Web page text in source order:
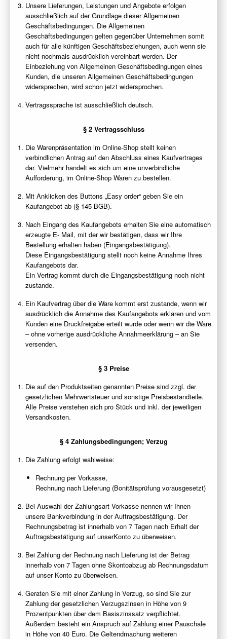
Unsere Lieferungen, Leistungen und Angebote erfolgen
ausschließlich auf der Grundlage dieser Allgemeinen
Geschäftsbedingungen. Die Allgemeinen
Geschäftsbedingungen gelten gegenüber Unternehmen somit
auch für alle künftigen Geschäftsbeziehungen, auch wenn sie
nicht nochmals ausdrücklich vereinbart werden. Der
Einbeziehung von Allgemeinen Geschäftsbedingungen eines
Kunden, die unseren Allgemeinen Geschäftsbedingungen
widersprechen, wird schon jetzt widersprochen.
Vertragssprache ist ausschließlich deutsch.
§ 2 Vertragsschluss
Die Warenpräsentation im Online-Shop stellt keinen
verbindlichen Antrag auf den Abschluss eines Kaufvertrages
dar. Vielmehr handelt es sich um eine unverbindliche
Aufforderung, im Online-Shop Waren zu bestellen.
Mit Anklicken des Buttons „Easy order“ geben Sie ein
Kaufangebot ab (§ 145 BGB).
Nach Eingang des Kaufangebots erhalten Sie eine automatisch
erzeugte E- Mail, mit der wir bestätigen, dass wir Ihre
Bestellung erhalten haben (Eingangsbestätigung).
Diese Eingangsbestätigung stellt noch keine Annahme Ihres
Kaufangebots dar.
Ein Vertrag kommt durch die Eingangsbestätigung noch nicht
zustande.
Ein Kaufvertrag über die Ware kommt erst zustande, wenn wir
ausdrücklich die Annahme des Kaufangebots erklären und vom
Kunden eine Druckfreigabe erteilt wurde oder wenn wir die Ware
– ohne vorherige ausdrückliche Annahmeerklärung – an Sie
versenden.
§ 3 Preise
Die auf den Produktseiten genannten Preise sind zzgl. der
gesetzlichen Mehrwertsteuer und sonstige Preisbestandteile.
Alle Preise verstehen sich pro Stück und inkl. der jeweiligen
Versandkosten.
§ 4 Zahlungsbedingungen; Verzug
Die Zahlung erfolgt wahlweise:
Rechnung per Vorkasse,
Rechnung nach Lieferung (Bonitätsprüfung vorausgesetzt)
Bei Auswahl der Zahlungsart Vorkasse nennen wir Ihnen
unsere Bankverbindung in der Auftragsbestätigung. Der
Rechnungsbetrag ist innerhalb von 7 Tagen nach Erhalt der
Auftragsbestätigung auf unserKonto zu überweisen.
Bei Zahlung der Rechnung nach Lieferung ist der Betrag
innerhalb von 7 Tagen ohne Skontoabzug ab Rechnungsdatum
auf unser Konto zu überweisen.
Geraten Sie mit einer Zahlung in Verzug, so sind Sie zur
Zahlung der gesetzlichen Verzugszinsen in Höhe von 9
Prozentpunkten über dem Basiszinssatz verpflichtet.
Außerdem besteht ein Anspruch auf Zahlung einer Pauschale
in Höhe von 40 Euro. Die Geltendmachung weiteren